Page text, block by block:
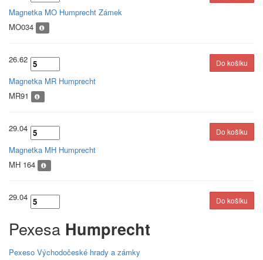
Magnetka MO Humprecht Zámek
MO034
26.62
Magnetka MR Humprecht
MR91
29.04
Magnetka MH Humprecht
MH 164
29.04
Pexesa Humprecht
Pexeso Východočeské hrady a zámky